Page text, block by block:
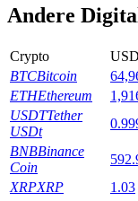
Flexibel staken
Andere
Crypto USD
BTCBitcoin
ETHEthereum
USDTTether
USDt
BNBBinance
Coin
XRPXRP 1.03